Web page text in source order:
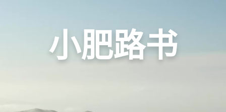
小肥路书